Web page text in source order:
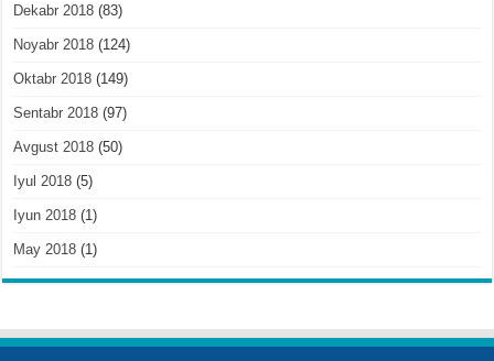
Dekabr 2018 (83)
Noyabr 2018 (124)
Oktabr 2018 (149)
Sentabr 2018 (97)
Avgust 2018 (50)
Iyul 2018 (5)
Iyun 2018 (1)
May 2018 (1)